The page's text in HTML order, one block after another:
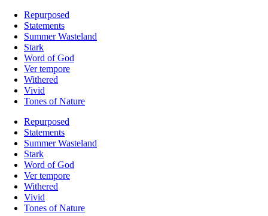
Repurposed
Statements
Summer Wasteland
Stark
Word of God
Ver tempore
Withered
Vivid
Tones of Nature
Repurposed
Statements
Summer Wasteland
Stark
Word of God
Ver tempore
Withered
Vivid
Tones of Nature